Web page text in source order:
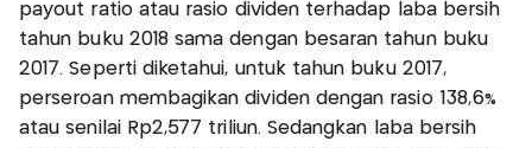
payout ratio atau rasio dividen terhadap laba bersih
tahun buku 2018 sama dengan besaran tahun buku
2017. Seperti diketahui, untuk tahun buku 2017,
perseroan membagikan dividen dengan rasio 138,6%
atau senilai Rp2,577 triliun. Sedangkan laba bersih